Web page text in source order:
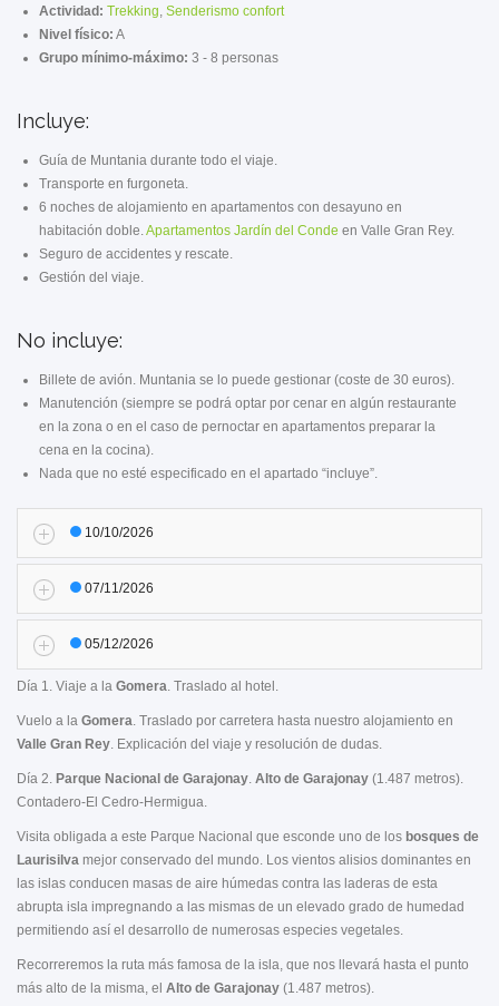
Actividad: Trekking, Senderismo confort
Nivel físico: A
Grupo mínimo-máximo: 3 - 8 personas
Incluye:
Guía de Muntania durante todo el viaje.
Transporte en furgoneta.
6 noches de alojamiento en apartamentos con desayuno en
habitación doble.Apartamentos Jardín del Conde en Valle Gran Rey.
Seguro de accidentes y rescate.
Gestión del viaje.
No incluye:
Billete de avión. Muntania se lo puede gestionar (coste de 30 euros).
Manutención (siempre se podrá optar por cenar en algún restaurante
en la zona o en el caso de pernoctar en apartamentos preparar la
cena en la cocina).
Nada que no esté especificado en el apartado “incluye”.
10/10/2026
07/11/2026
05/12/2026
Día 1. Viaje a la Gomera. Traslado al hotel.
Vuelo a la Gomera. Traslado por carretera hasta nuestro alojamiento en
Valle Gran Rey. Explicación del viaje y resolución de dudas.
Día 2. Parque Nacional de Garajonay. Alto de Garajonay (1.487 metros).
Contadero-El Cedro-Hermigua.
Visita obligada a este Parque Nacional que esconde uno de los bosques de
Laurisilva mejor conservado del mundo. Los vientos alisios dominantes en
las islas conducen masas de aire húmedas contra las laderas de esta
abrupta isla impregnando a las mismas de un elevado grado de humedad
permitiendo así el desarrollo de numerosas especies vegetales.
Recorreremos la ruta más famosa de la isla, que nos llevará hasta el punto
más alto de la misma, el Alto de Garajonay (1.487 metros).